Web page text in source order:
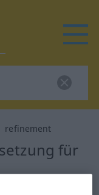
refinement
für